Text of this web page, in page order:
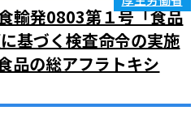
輸発0803第１号「食品
基づく検査命令の実施
品の総アフラトキシ